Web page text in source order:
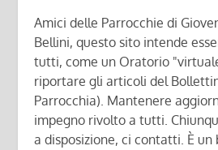
Amici delle Parrocchie di
Bellini, questo sito intende
tutti, come un Oratorio
riportare gli articoli del
Parrocchia). Mantenere
impegno rivolto a tutti.
a disposizione, ci contatti. È un